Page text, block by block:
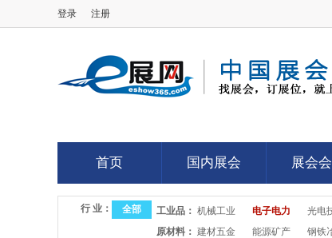
登录 注册
首页
首页
国内展会
国内展会
展会会
展会
行 业： 全部 工业品： 机械工业 电子电力 光电
原材料： 建材五金 能源矿产 钢铁